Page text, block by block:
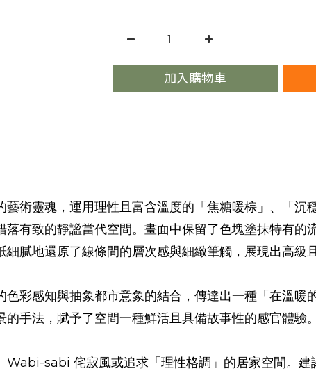
加入購物車
術靈魂，運用理性且富含溫度的「焦糖暖棕」、「沉
有致的靜謐當代空間。畫面中保留了色塊塗抹特有的
膩地還原了線條間的層次感與細緻筆觸，展現出高級
彩感知與抽象都市意象的結合，傳達出一種「在溫暖
手法，賦予了空間一種鮮活且具備故事性的感官體驗
Wabi-sabi 侘寂風或追求「理性格調」的居家空間。建